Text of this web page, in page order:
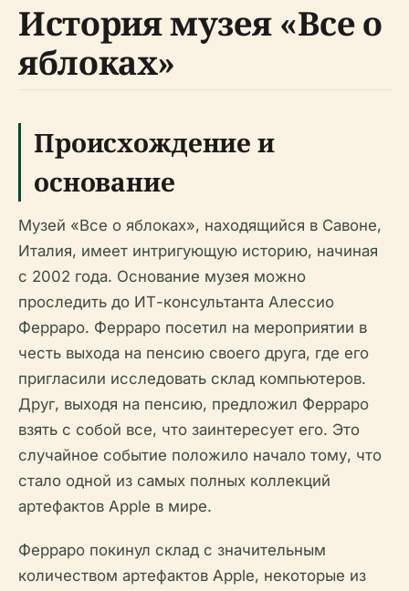
История музея «Все о
яблоках»
Происхождение и
основание
Музей «Все о яблоках», находящийся в Савоне,
Италия, имеет интригующую историю, начиная
с 2002 года. Основание музея можно
проследить до ИТ-консультанта Алессио
Ферраро. Ферраро посетил на мероприятии в
честь выхода на пенсию своего друга, где его
пригласили исследовать склад компьютеров.
Друг, выходя на пенсию, предложил Ферраро
взять с собой все, что заинтересует его. Это
случайное событие положило начало тому, что
стало одной из самых полных коллекций
артефактов Apple в мире.
Ферраро покинул склад с значительным
количеством артефактов Apple, некоторые из